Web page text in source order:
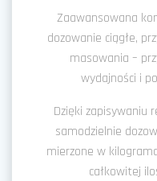
Zaawansowana
dozowanie ciągłe,
masowania –
wydajności i
Dzięki
samodzielnie
mierzone w
całkowitej